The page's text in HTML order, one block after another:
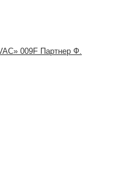
009F Партнер Ф.